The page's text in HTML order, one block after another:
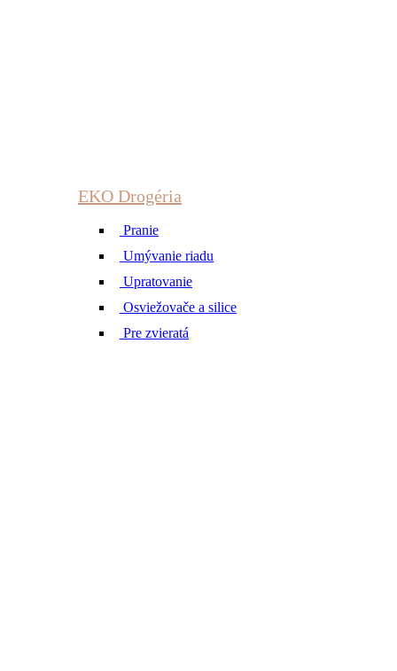
EKO Drogéria
Pranie
Umývanie riadu
Upratovanie
Osviežovače a silice
Pre zvieratá